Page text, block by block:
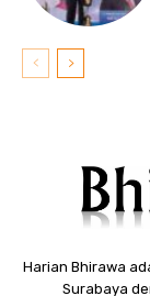
Harian Bhirawa
Surabaya